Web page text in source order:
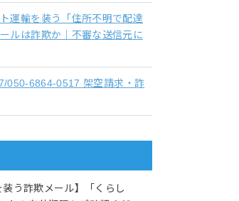
ト運輸を装う「住所不明で配達
ルは詐欺か｜不審な送信元に
050-6864-0517 架空請求・詐
装う詐欺メール】「くらし